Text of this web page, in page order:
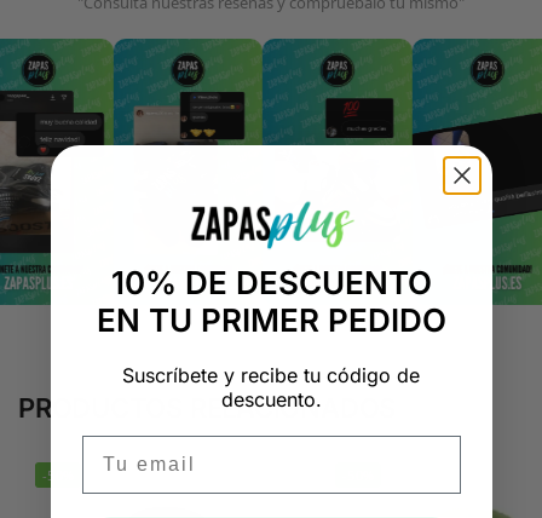
PRODUCTOS RELACIONADOS
-50%
10% DE DESCUENTO
EN TU PRIMER PEDIDO
Suscríbete y recibe tu código de
descuento.